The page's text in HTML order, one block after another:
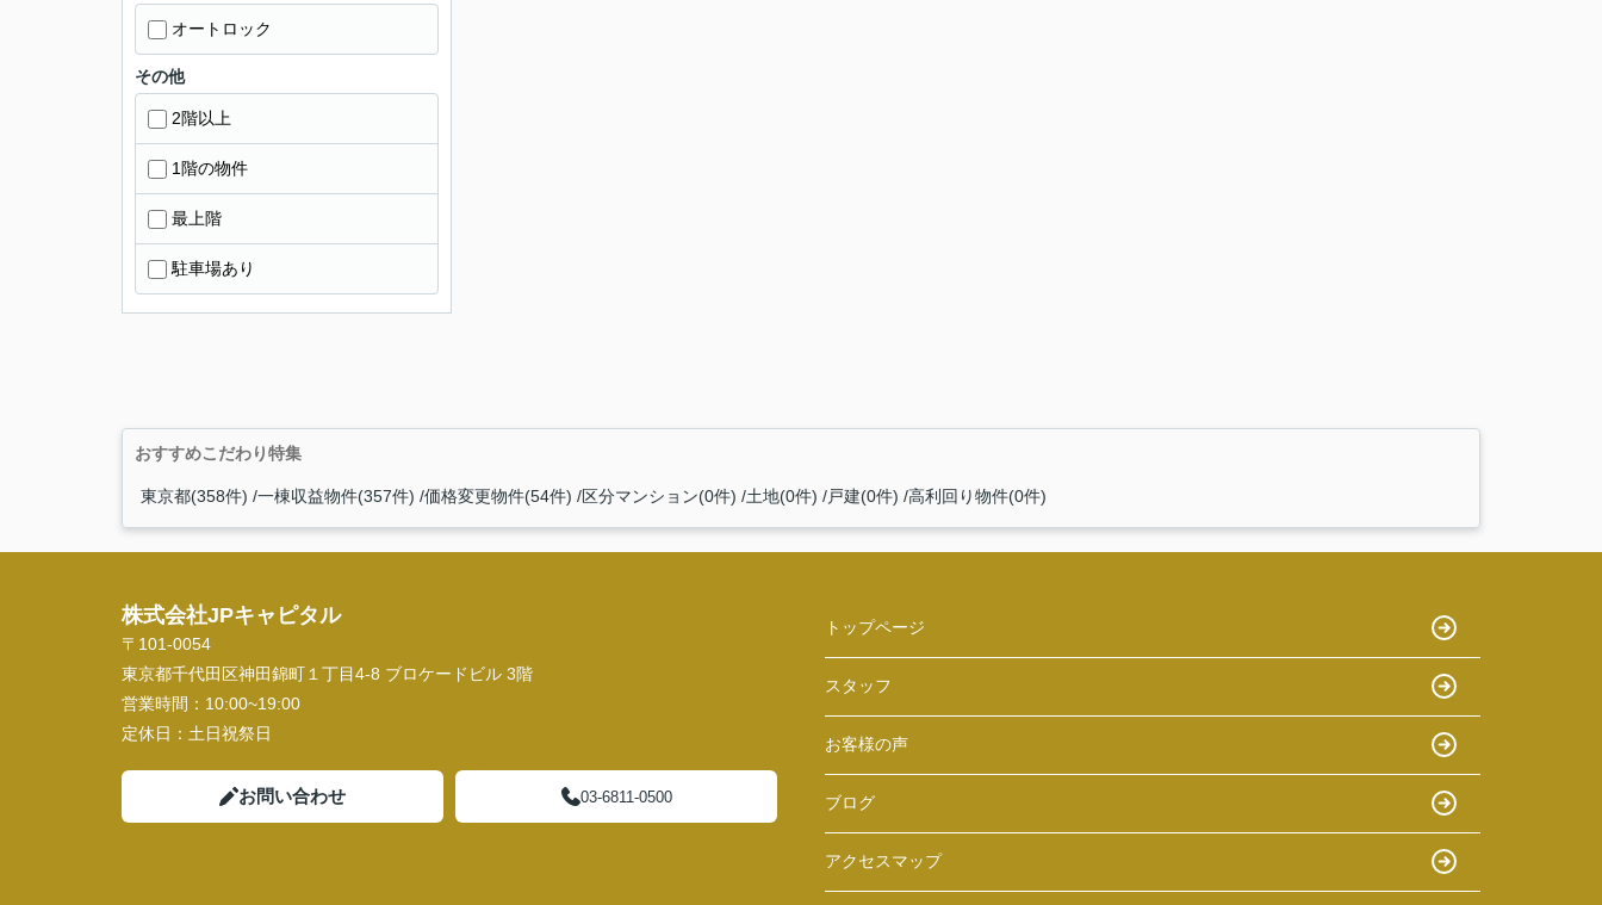
オートロック
その他
2階以上
1階の物件
最上階
駐車場あり
おすすめこだわり特集
東京都(358件) 一棟収益物件(357件) 価格変更物件(54件) 区分マンション(0件) 土地(0件) 戸建(0件) 高利回り物件(0件)
株式会社JPキャピタル
〒101-0054
東京都千代田区神田錦町１丁目4-8 ブロケードビル 3階
営業時間： 10:00~19:00
定休日： 土日祝祭日
お問い合わせ 03-6811-0500
トップページ
スタッフ
お客様の声
ブログ
アクセスマップ